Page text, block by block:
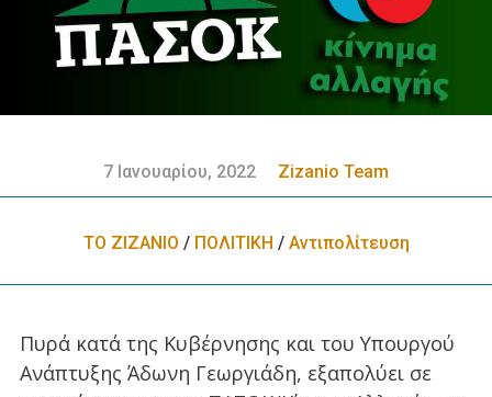
7 Ιανουαρίου, 2022 Zizanio Team
ΤΟ ΖΙΖΑΝΙΟ / ΠΟΛΙΤΙΚΗ / Αντιπολίτευση
Πυρά κατά της Κυβέρνησης και του Υπουργού
Ανάπτυξης Άδωνη Γεωργιάδη, εξαπολύει σε